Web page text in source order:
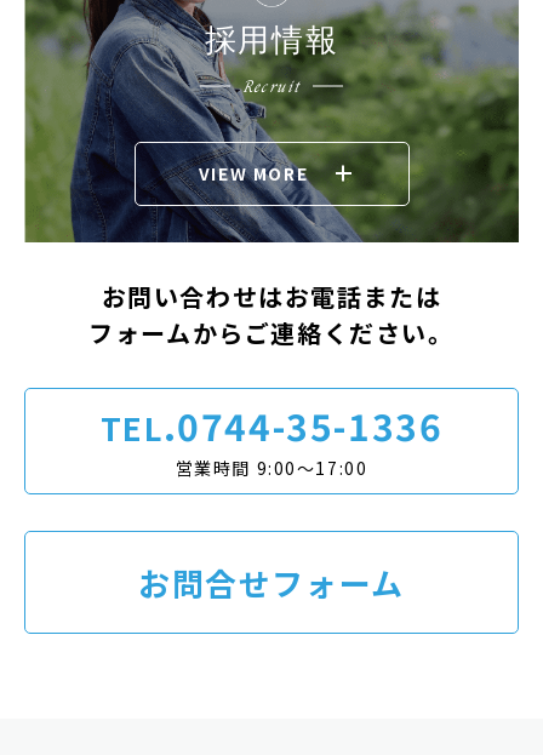
採用情報
Recruit
VIEW MORE
お問い合わせはお電話または
フォームからご連絡ください。
TEL.0744-35-1336
営業時間 9:00〜17:00
お問合せフォーム